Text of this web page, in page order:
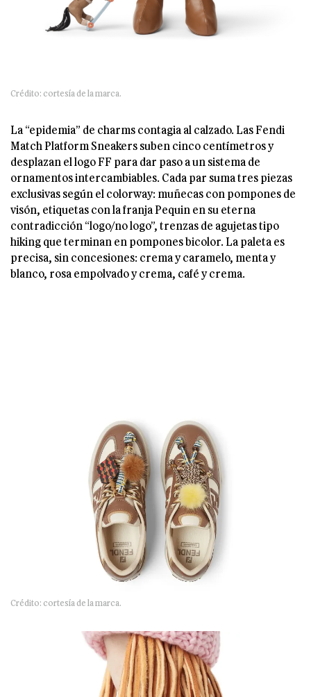
Crédito: cortesía de la marca.
La “epidemia” de charms contagia al calzado. Las Fendi
Match Platform Sneakers suben cinco centímetros y
desplazan el logo FF para dar paso a un sistema de
ornamentos intercambiables. Cada par suma tres piezas
exclusivas según el colorway: muñecas con pompones de
visón, etiquetas con la franja Pequin en su eterna
contradicción “logo/no logo”, trenzas de agujetas tipo
hiking que terminan en pompones bicolor. La paleta es
precisa, sin concesiones: crema y caramelo, menta y
blanco, rosa empolvado y crema, café y crema.
Crédito: cortesía de la marca.